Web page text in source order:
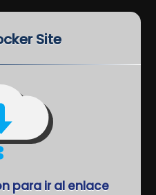
Site
para ir al enlace